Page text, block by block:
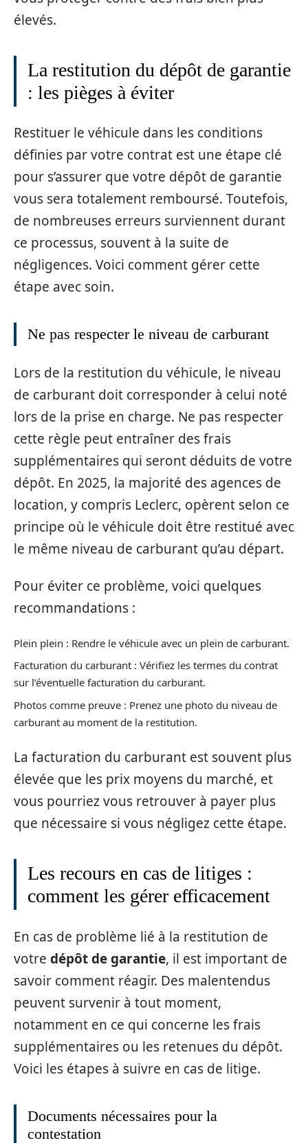
élevés.
La restitution du dépôt de garantie
: les pièges à éviter
Restituer le véhicule dans les conditions
définies par votre contrat est une étape clé
pour s’assurer que votre dépôt de garantie
vous sera totalement remboursé. Toutefois,
de nombreuses erreurs surviennent durant
ce processus, souvent à la suite de
négligences. Voici comment gérer cette
étape avec soin.
Ne pas respecter le niveau de carburant
Lors de la restitution du véhicule, le niveau
de carburant doit corresponder à celui noté
lors de la prise en charge. Ne pas respecter
cette règle peut entraîner des frais
supplémentaires qui seront déduits de votre
dépôt. En 2025, la majorité des agences de
location, y compris Leclerc, opèrent selon ce
principe où le véhicule doit être restitué avec
le même niveau de carburant qu’au départ.
Pour éviter ce problème, voici quelques
recommandations :
Plein plein : Rendre le véhicule avec un plein de carburant.
Facturation du carburant : Vérifiez les termes du contrat
sur l’éventuelle facturation du carburant.
Photos comme preuve : Prenez une photo du niveau de
carburant au moment de la restitution.
La facturation du carburant est souvent plus
élevée que les prix moyens du marché, et
vous pourriez vous retrouver à payer plus
que nécessaire si vous négligez cette étape.
Les recours en cas de litiges :
comment les gérer efficacement
En cas de problème lié à la restitution de
votre dépôt de garantie, il est important de
savoir comment réagir. Des malentendus
peuvent survenir à tout moment,
notamment en ce qui concerne les frais
supplémentaires ou les retenues du dépôt.
Voici les étapes à suivre en cas de litige.
Documents nécessaires pour la
contestation